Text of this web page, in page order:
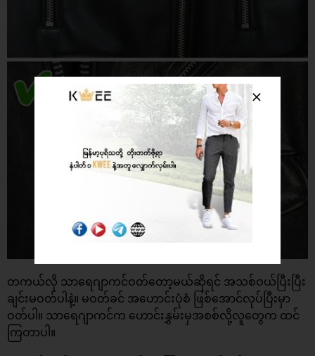
တကယ်လို သာရေဂျာကင်ဝတ်တော့မယ်ဆိုရင် အသစ်ဝယ်ပြီးပြီး
ချင်းမဝတ်ပါနဲ့။ မဝတ်ခင် အဟောင်းပုံစံ ဖြစ်အောင်လုပ်ပြီးမှာ
ဝတ်ပါ။ သာရေဂျာကင်က ဟောင်းနွှမ်းမှအစစ်လို့လူတွေက ထင်
ကြတာပါ။